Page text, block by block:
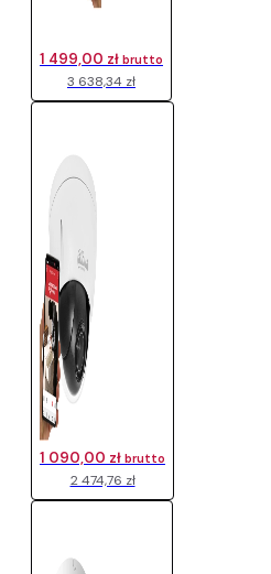
3 638,34 zł
1 499,00 zł brutto
2 474,76 zł
1 090,00 zł brutto